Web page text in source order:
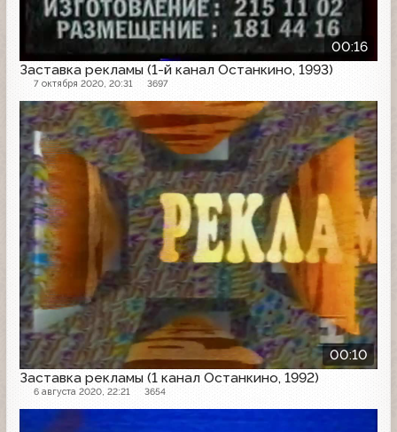
00:16
Заставка рекламы (1-й канал Останкино, 1993)
7 октября 2020, 20:31 3697
00:10
Заставка рекламы (1 канал Останкино, 1992)
6 августа 2020, 22:21 3654
Рекламная заставка